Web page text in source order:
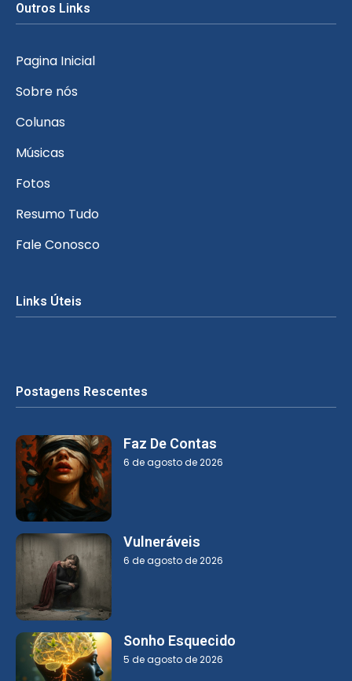
Outros Links
Pagina Inicial
Sobre nós
Colunas
Músicas
Fotos
Resumo Tudo
Fale Conosco
Links Úteis
Postagens Rescentes
Faz De Contas
6 de agosto de 2026
Vulneráveis
6 de agosto de 2026
Sonho Esquecido
5 de agosto de 2026